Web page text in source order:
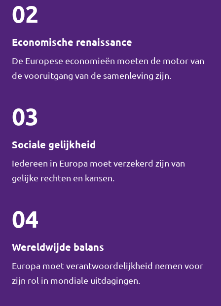
02
Economische renaissance
De Europese economieën moeten de motor van
de vooruitgang van de samenleving zijn.
03
Sociale gelijkheid
Iedereen in Europa moet verzekerd zijn van
gelijke rechten en kansen.
04
Wereldwijde balans
Europa moet verantwoordelijkheid nemen voor
zijn rol in mondiale uitdagingen.